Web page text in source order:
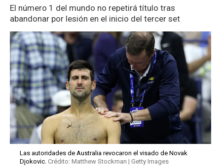
El número 1 del mundo no repetirá título tras
abandonar por lesión en el inicio del tercer set
Las autoridades de Australia revocaron el visado de Novak
Djokovic. Crédito: Matthew Stockman | Getty Images